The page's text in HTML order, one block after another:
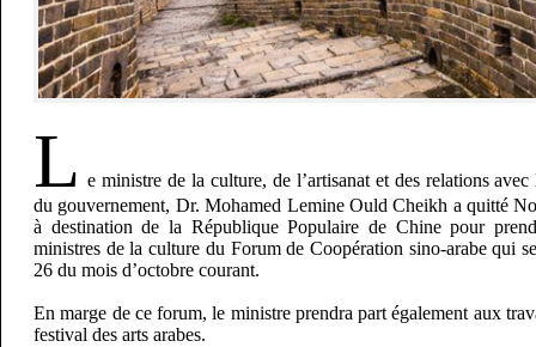
L e ministre de la culture, de l’artisanat et des relations
du gouvernement, Dr. Mohamed Lemine Ould Cheikh a quitté
à destination de la République Populaire de Chine pour
ministres de la culture du Forum de Coopération sino-arabe qui
26 du mois d’octobre courant.
En marge de ce forum, le ministre prendra part également aux
festival des arts arabes.